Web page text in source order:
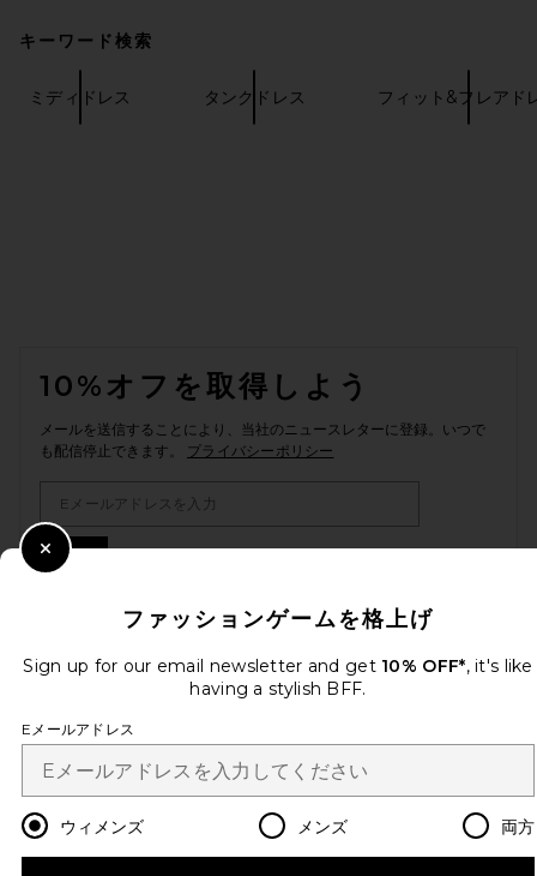
キーワード検索
ミディドレス タンクドレス フィット&フレアド
10%オフを取得しよう
メールを送信することにより、当社のニュースレターに登録。いつで
も配信停止できます。 プライバシーポリシー
Change Country Regions
ja USD
改善にご協力ください！
本日のお買い物に関する簡単なアンケートを実施しております
カスタマーサービス
ファッションゲームを格上げ
Sign up for our email newsletter and get 10% OFF*, it's like
having a stylish BFF.
Eメールアドレス
ウィメンズ メンズ 両方
Close Modal